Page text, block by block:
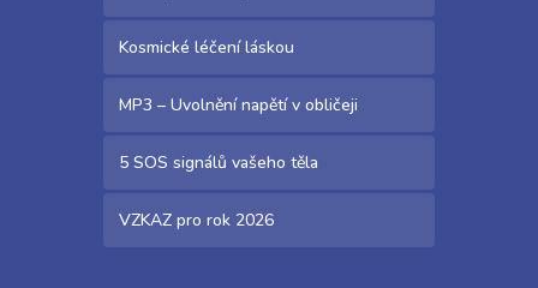
Kosmické léčení láskou
MP3 – Uvolnění napětí v obličeji
5 SOS signálů vašeho těla
VZKAZ pro rok 2026